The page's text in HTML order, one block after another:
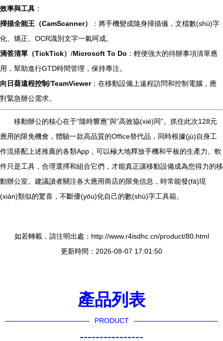
效率與工具 ：
掃描全能王（CamScanner）
：將手機變成隨身掃描儀，文檔數(shù)字
化、矯正、OCR識別文字一氣呵成。
滴答清單（TickTick） /Microsoft To Do ：輕便強大的待辦事項清單應
用，幫助進行GTD時間管理，保持專注。
向日葵遠程控制/TeamViewer：在移動設備上遠程訪問和控制電腦，應
對緊急辦公需求。
移動辦公的核心在于“隨時響應”與“高效協(xié)同”。抓住此次128元
應用的限免機會，體驗一款高品質的Office替代品，同時根據(jù)自身工
作流搭配上述推薦的各類App，可以極大地釋放手機和平板的生產力。軟
件只是工具，合理選擇和組合它們，才能真正讓移動設備成為您得力的移
動辦公室。建議讀者關注各大應用商店的限免信息，時常能發(fā)現
(xiàn)類似的驚喜，不斷優(yōu)化自己的數(shù)字工具箱。
如若轉載，請注明出處：http://www.r4isdhc.cn/product/80.html
更新時間：2026-08-07 17:01:50
產品列表
PRODUCT
----------------